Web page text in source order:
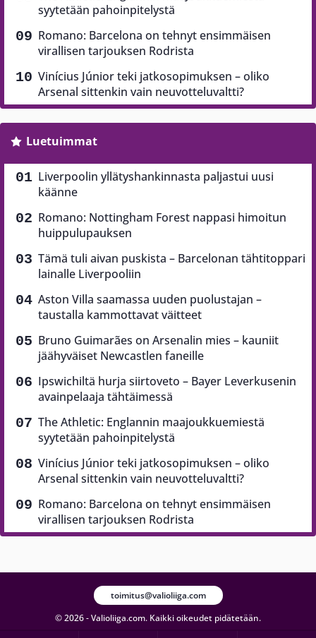
syytetään pahoinpitelystä
Romano: Barcelona on tehnyt ensimmäisen
virallisen tarjouksen Rodrista
Vinícius Júnior teki jatkosopimuksen – oliko
Arsenal sittenkin vain neuvotteluvaltti?
Luetuimmat
Liverpoolin yllätyshankinnasta paljastui uusi
käänne
Romano: Nottingham Forest nappasi himoitun
huippulupauksen
Tämä tuli aivan puskista – Barcelonan tähtitoppari
lainalle Liverpooliin
Aston Villa saamassa uuden puolustajan –
taustalla kammottavat väitteet
Bruno Guimarães on Arsenalin mies – kauniit
jäähyväiset Newcastlen faneille
Ipswichiltä hurja siirtoveto – Bayer Leverkusenin
avainpelaaja tähtäimessä
The Athletic: Englannin maajoukkuemiestä
syytetään pahoinpitelystä
Vinícius Júnior teki jatkosopimuksen – oliko
Arsenal sittenkin vain neuvotteluvaltti?
Romano: Barcelona on tehnyt ensimmäisen
virallisen tarjouksen Rodrista
© 2026 - Valioliiga.com. Kaikki oikeudet pidätetään.
toimitus@valioliiga.com